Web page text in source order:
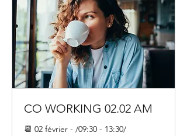
CO WORKING 02.02 AM
📆 02 février - /09:30 - 13:30/